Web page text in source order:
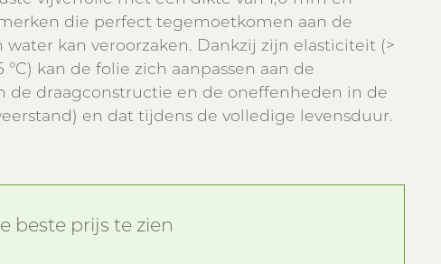
die perfect tegemoetkomen aan de
kan veroorzaken. Dankzij zijn elasticiteit (>
kan de folie zich aanpassen aan de
de draagconstructie en de oneffenheden in de
en dat tijdens de volledige levensduur.
beste prijs te zien